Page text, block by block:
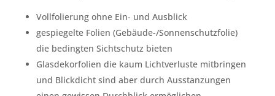
Vollfolierung ohne Ein- und Ausblick
gespiegelte Folien (Gebäude-/Sonnenschutzfolie)
die bedingten Sichtschutz bieten
Glasdekorfolien die kaum Lichtverluste mitbringen
und Blickdicht sind aber durch Ausstanzungen